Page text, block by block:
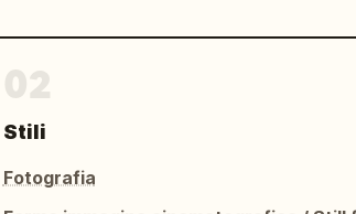
Stili
Fotografia